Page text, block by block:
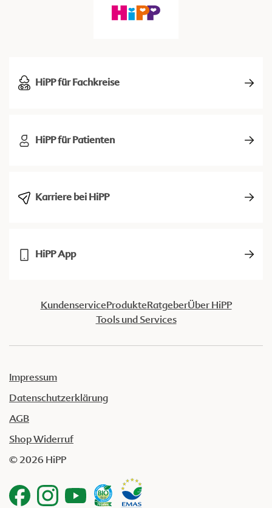
HiPP für Fachkreise
HiPP für Patienten
Karriere bei HiPP
HiPP App
KundenserviceProdukteRatgeberÜber HiPP
Tools und Services
Impressum
Datenschutzerklärung
AGB
Shop Widerruf
© 2026 HiPP